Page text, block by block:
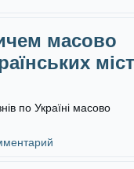
масово
по Україні масово